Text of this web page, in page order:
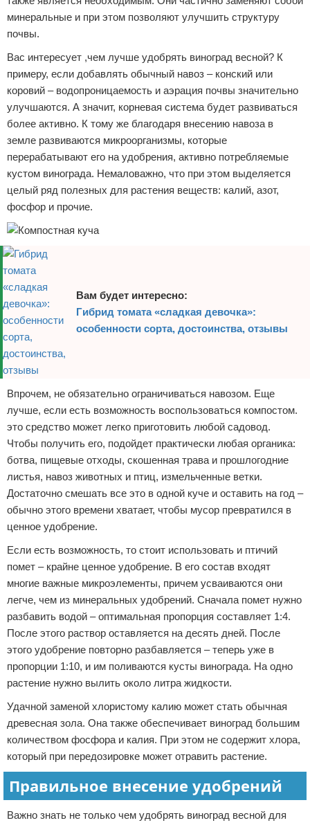
минеральные и при этом позволяют улучшить структуру
почвы.
Вас интересует ,чем лучше удобрять виноград весной? К
примеру, если добавлять обычный навоз – конский или
коровий – водопроницаемость и аэрация почвы значительно
улучшаются. А значит, корневая система будет развиваться
более активно. К тому же благодаря внесению навоза в
земле развиваются микроорганизмы, которые
перерабатывают его на удобрения, активно потребляемые
кустом винограда. Немаловажно, что при этом выделяется
целый ряд полезных для растения веществ: калий, азот,
фосфор и прочие.
Вам будет интересно:
Гибрид томата «сладкая девочка»:
особенности сорта, достоинства, отзывы
Впрочем, не обязательно ограничиваться навозом. Еще
лучше, если есть возможность воспользоваться компостом.
это средство может легко приготовить любой садовод.
Чтобы получить его, подойдет практически любая органика:
ботва, пищевые отходы, скошенная трава и прошлогодние
листья, навоз животных и птиц, измельченные ветки.
Достаточно смешать все это в одной куче и оставить на год –
обычно этого времени хватает, чтобы мусор превратился в
ценное удобрение.
Если есть возможность, то стоит использовать и птичий
помет – крайне ценное удобрение. В его состав входят
многие важные микроэлементы, причем усваиваются они
легче, чем из минеральных удобрений. Сначала помет нужно
разбавить водой – оптимальная пропорция составляет 1:4.
После этого раствор оставляется на десять дней. После
этого удобрение повторно разбавляется – теперь уже в
пропорции 1:10, и им поливаются кусты винограда. На одно
растение нужно вылить около литра жидкости.
Удачной заменой хлористому калию может стать обычная
древесная зола. Она также обеспечивает виноград большим
количеством фосфора и калия. При этом не содержит хлора,
который при передозировке может отравить растение.
Правильное внесение удобрений
Важно знать не только чем удобрять виноград весной для